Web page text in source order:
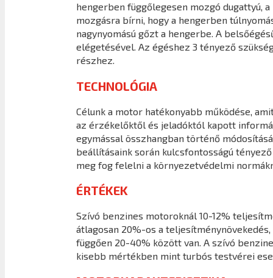
hengerben függőlegesen mozgó dugattyú,
mozgásra bírni, hogy a hengerben
nagynyomású gőzt a hengerbe. A
elégetésével. Az égéshez 3 tényező
részhez.
TECHNOLÓGIA
Célunk a motor hatékonyabb működése,
az érzékelőktől és jeladóktól kapott
egymással összhangban történő
beállításaink során kulcsfontosságú
meg fog felelni a környezetvédelmi
ÉRTÉKEK
Szívó benzines motoroknál 10-12%
átlagosan 20%-os a
függően 20-40% között van. A szívó
kisebb mértékben mint turbós testvérei